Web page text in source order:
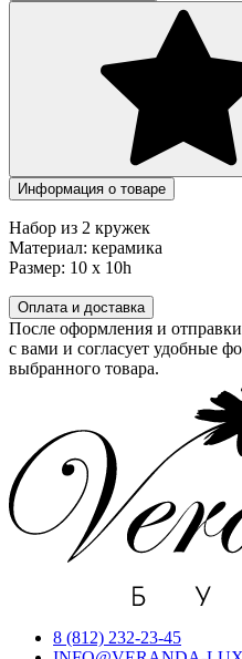
Информация о товаре
Набор из 2 кружек
Материал: керамика
Размер: 10 х 10h
Оплата и доставка
После оформления и
с вами и согласует удобные
выбранного товара.
8 (812) 232-23-45